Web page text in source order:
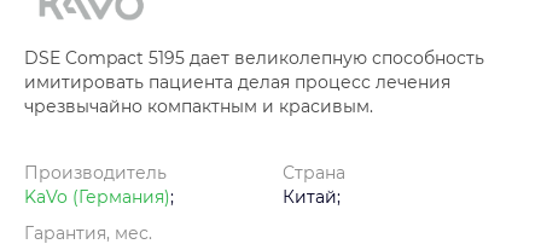
DSE Compact 5195 дает великолепную способность
имитировать пациента делая процесс лечения
чрезвычайно компактным и красивым.
Производитель
KaVo (Германия);
Страна
Китай;
Гарантия, мес.